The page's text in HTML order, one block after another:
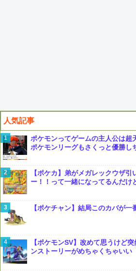
人気記事
ポケモンってゲームの主人公は超
ポケモンリーグもさくっと優勝
【ポケカ】弟がメガレックウザ
ー！！って一緒になってるんだけ
【ポケチャン】結局このカバが一
【ポケモンSV】改めて思うけど
ンストーリーがめちゃくちゃいい